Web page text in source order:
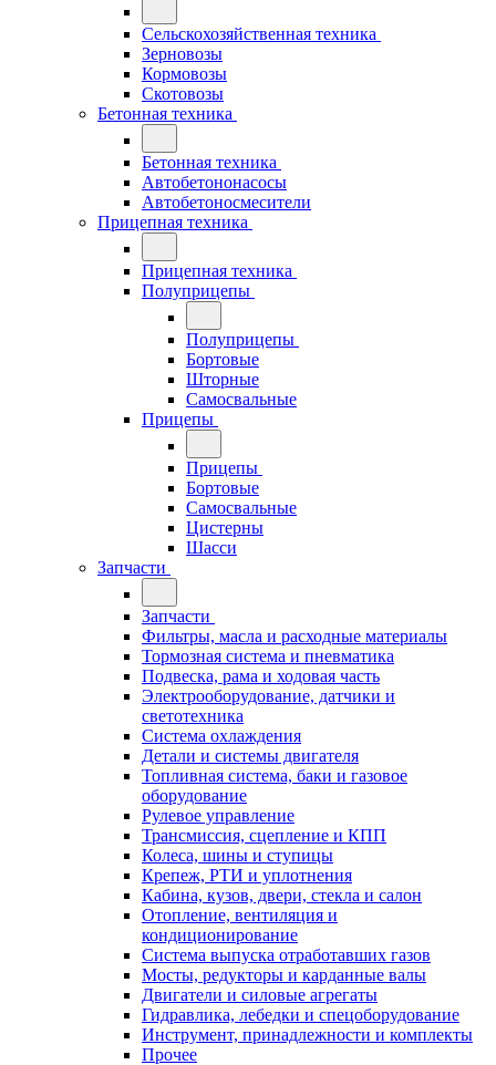
Сельскохозяйственная техника
Зерновозы
Кормовозы
Скотовозы
Бетонная техника
Бетонная техника
Автобетононасосы
Автобетоносмесители
Прицепная техника
Прицепная техника
Полуприцепы
Полуприцепы
Бортовые
Шторные
Самосвальные
Прицепы
Прицепы
Бортовые
Самосвальные
Цистерны
Шасси
Запчасти
Запчасти
Фильтры, масла и расходные материалы
Тормозная система и пневматика
Подвеска, рама и ходовая часть
Электрооборудование, датчики и
светотехника
Система охлаждения
Детали и системы двигателя
Топливная система, баки и газовое
оборудование
Рулевое управление
Трансмиссия, сцепление и КПП
Колеса, шины и ступицы
Крепеж, РТИ и уплотнения
Кабина, кузов, двери, стекла и салон
Отопление, вентиляция и
кондиционирование
Система выпуска отработавших газов
Мосты, редукторы и карданные валы
Двигатели и силовые агрегаты
Гидравлика, лебедки и спецоборудование
Инструмент, принадлежности и комплекты
Прочее